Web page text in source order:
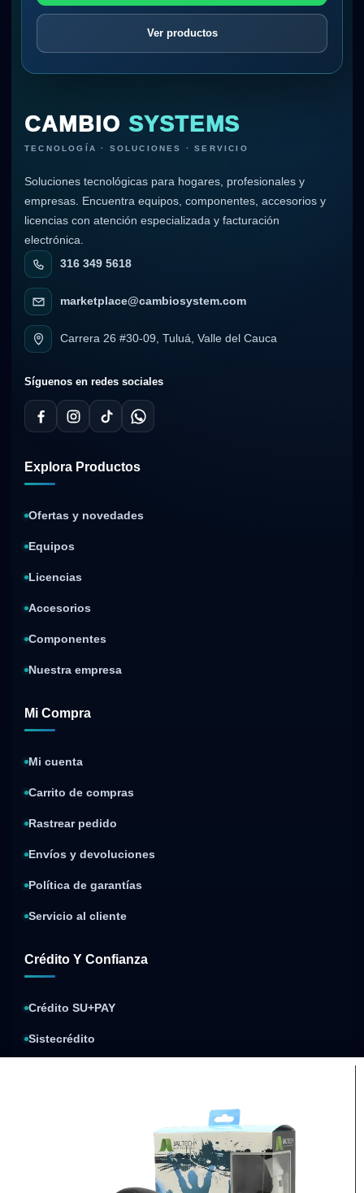
Ver productos
CAMBIO SYSTEMS
TECNOLOGÍA · SOLUCIONES · SERVICIO
Soluciones tecnológicas para hogares, profesionales y
empresas. Encuentra equipos, componentes, accesorios y
licencias con atención especializada y facturación
electrónica.
316 349 5618
marketplace@cambiosystem.com
Carrera 26 #30-09, Tuluá, Valle del Cauca
Síguenos en redes sociales
Explora Productos
Ofertas y novedades
Equipos
Licencias
Accesorios
Componentes
Nuestra empresa
Mi Compra
Mi cuenta
Carrito de compras
Rastrear pedido
Envíos y devoluciones
Política de garantías
Servicio al cliente
Crédito Y Confianza
Crédito SU+PAY
Sistecrédito
Condiciones de envíos
Condiciones de garantía